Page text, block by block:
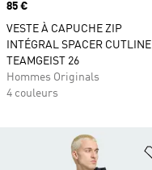
Prix
85 €
VESTE À CAPUCHE ZIP
INTÉGRAL SPACER CUTLINE
TEAMGEIST 26
Hommes Originals
4 couleurs